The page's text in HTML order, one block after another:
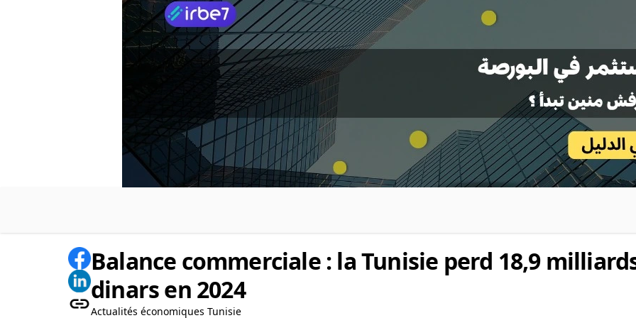
Balance commerciale : la Tunisie perd 18,9
dinars en 2024
Actualités économiques Tunisie